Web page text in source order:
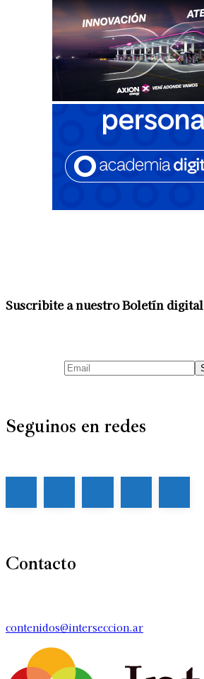
Suscribite a nuestro Boletín digital
Seguinos en redes
Contacto
contenidos@interseccion.ar